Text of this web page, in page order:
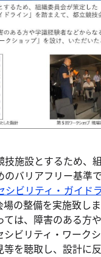
施設とするため、
のバリアフリー基準
ビリティ・ガイド
の整備を実施致しま
は、障害のある方
シビリティ・ワーク
を聴取し、設計に